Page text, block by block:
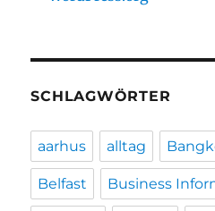
SCHLAGWÖRTER
aarhus alltag
Belfast Business